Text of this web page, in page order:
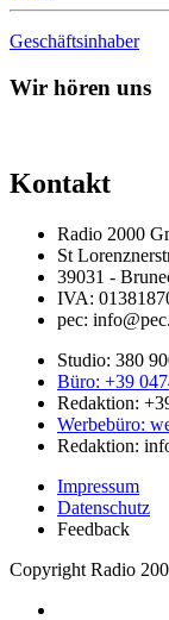
Geschäftsinhaber
Wir hören uns
Kontakt
Radio 2000
St
39031 -
IVA:
pec:
Studio: 380
Büro: +39
Redaktion:
Werbebüro:
Redaktion:
Impressum
Datenschutz
Feedback
Copyright Radio